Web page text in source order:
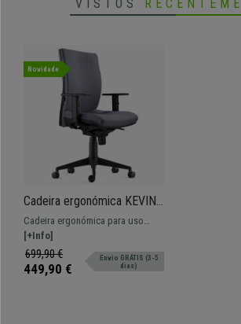
VISTOS
Novidade
Cadeira ergonómica KEVIN,
em Pano Cinzento, com
Apoio Lombar
Cadeira ergonómica para uso
profissional com encosto
regulável, apoio lombar e braços
reguláveis em altura.
[+Info]
699,90 €
449,90 €
Envio GRÁTIS (3-5
dias)